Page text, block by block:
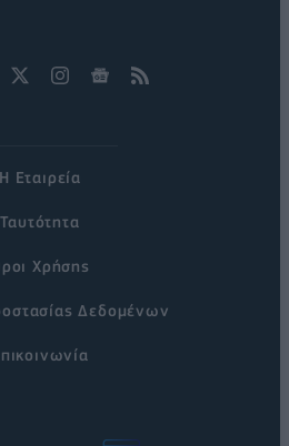
Η Εταιρεία
Ταυτότητα
Χρήσης
Δεδομένων